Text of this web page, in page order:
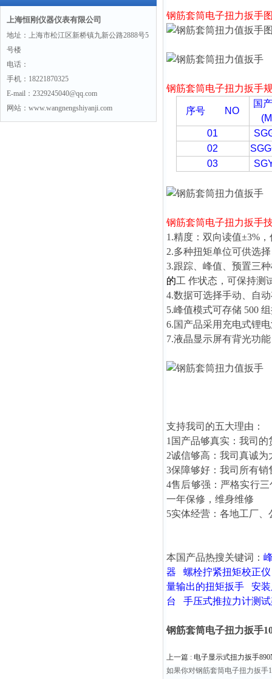
上海恒刚仪器仪表有限公司
地址：上海市松江区新桥镇九新公路2888号5
号楼
电话：
手机：18221870325
E-mail：2329245040@qq.com
网站：www.wangnengshiyanji.com
钢筋套筒电子扭力扳手
钢筋套筒电子扭力扳手
序号 NO
国
01
02
03
钢筋套筒电子扭力扳手
1.精度：双向读值±3%
2.多种扭矩单位可供选
3.跟踪、峰值、预置三
的工 作状态，可保持测
4.数据可选择手动、自
5.峰值模式可存储 500
6.国产品采用充电式锂
7.液晶显示屏有背光功
支持我司的五大理由：
1国产品够真实：我司
2诚信够高：我司真诚
3保障够好：我司所有
4售后够强：严格实行
一年保修，维身维修
5实体经营：各地工厂
本国产品热搜关键词：
器
螺栓拧紧扭矩校正仪
量输出的扭矩扳手
安
台
手压式推拉力计测
钢筋套筒电子扭力扳手
上一篇 : 电子显示式扭力扳手
如果你对钢筋套筒电子扭力扳手